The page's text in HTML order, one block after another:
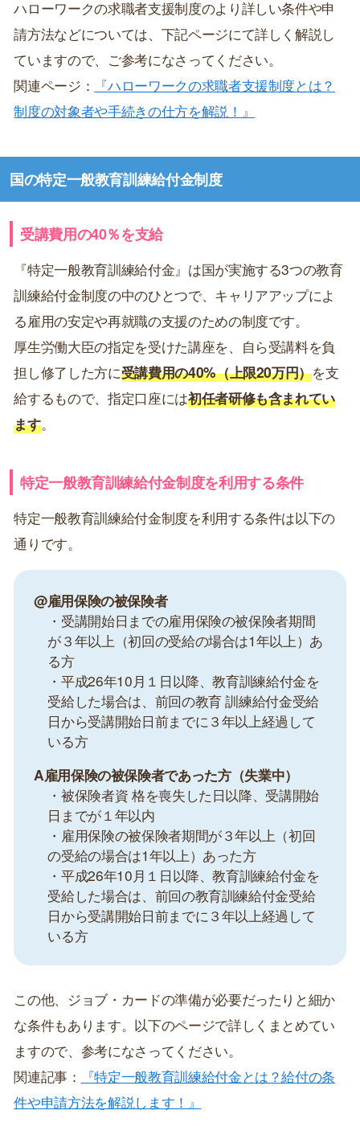
ハローワークの求職者支援制度のより詳しい条件や申
請方法などについては、下記ページにて詳しく解説し
ていますので、ご参考になさってください。
関連ページ：
『ハローワークの求職者支援制度とは？
制度の対象者や手続きの仕方を解説！』
国の特定一般教育訓練給付金制度
受講費用の40％を支給
『特定一般教育訓練給付金』は国が実施する3つの教育
訓練給付金制度の中のひとつで、キャリアアップによ
る雇用の安定や再就職の支援のための制度です。
厚生労働大臣の指定を受けた講座を、自ら受講料を負
担し修了した方に受講費用の40%（上限20万円）を支
給するもので、指定口座には初任者研修も含まれてい
ます。
特定一般教育訓練給付金制度を利用する条件
特定一般教育訓練給付金制度を利用する条件は以下の
通りです。
@雇用保険の被保険者
・受講開始日までの雇用保険の被保険者期間
が３年以上（初回の受給の場合は1年以上）あ
る方
・平成26年10月１日以降、教育訓練給付金を
受給した場合は、前回の教育 訓練給付金受給
日から受講開始日前までに３年以上経過して
いる方
A雇用保険の被保険者であった方（失業中）
・被保険者資 格を喪失した日以降、受講開始
日までが１年以内
・雇用保険の被保険者期間が３年以上（初回
の受給の場合は1年以上）あった方
・平成26年10月１日以降、教育訓練給付金を
受給した場合は、前回の教育訓練給付金受給
日から受講開始日前までに３年以上経過して
いる方
この他、ジョブ・カードの準備が必要だったりと細か
な条件もあります。以下のページで詳しくまとめてい
ますので、参考になさってください。
関連記事：
『特定一般教育訓練給付金とは？給付の条
件や申請方法を解説します！』